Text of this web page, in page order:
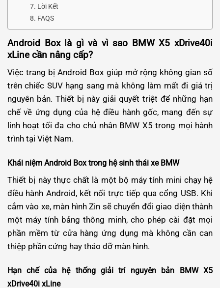
Lời Kết
FAQS
Android Box là gì và vì sao BMW X5 xDrive40i
xLine cần nâng cấp?
Việc trang bị Android Box giúp mở rộng không gian số
trên chiếc SUV hạng sang mà không làm mất đi giá trị
nguyên bản. Thiết bị này giải quyết triệt để những hạn
chế về ứng dụng của hệ điều hành gốc, mang đến sự
linh hoạt tối đa cho chủ nhân BMW X5 trong mọi hành
trình tại Việt Nam.
Khái niệm Android Box trong hệ sinh thái xe BMW
Thiết bị này thực chất là một bộ máy tính mini chạy hệ
điều hành Android, kết nối trực tiếp qua cổng USB. Khi
cắm vào xe, màn hình Zin sẽ chuyển đổi giao diện thành
một máy tính bảng thông minh, cho phép cài đặt mọi
phần mềm từ cửa hàng ứng dụng mà không cần can
thiệp phần cứng hay tháo dỡ màn hình.
Hạn chế của hệ thống giải trí nguyên bản BMW X5
xDrive40i xLine